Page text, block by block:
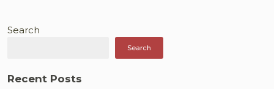
Search
Search
Recent Posts